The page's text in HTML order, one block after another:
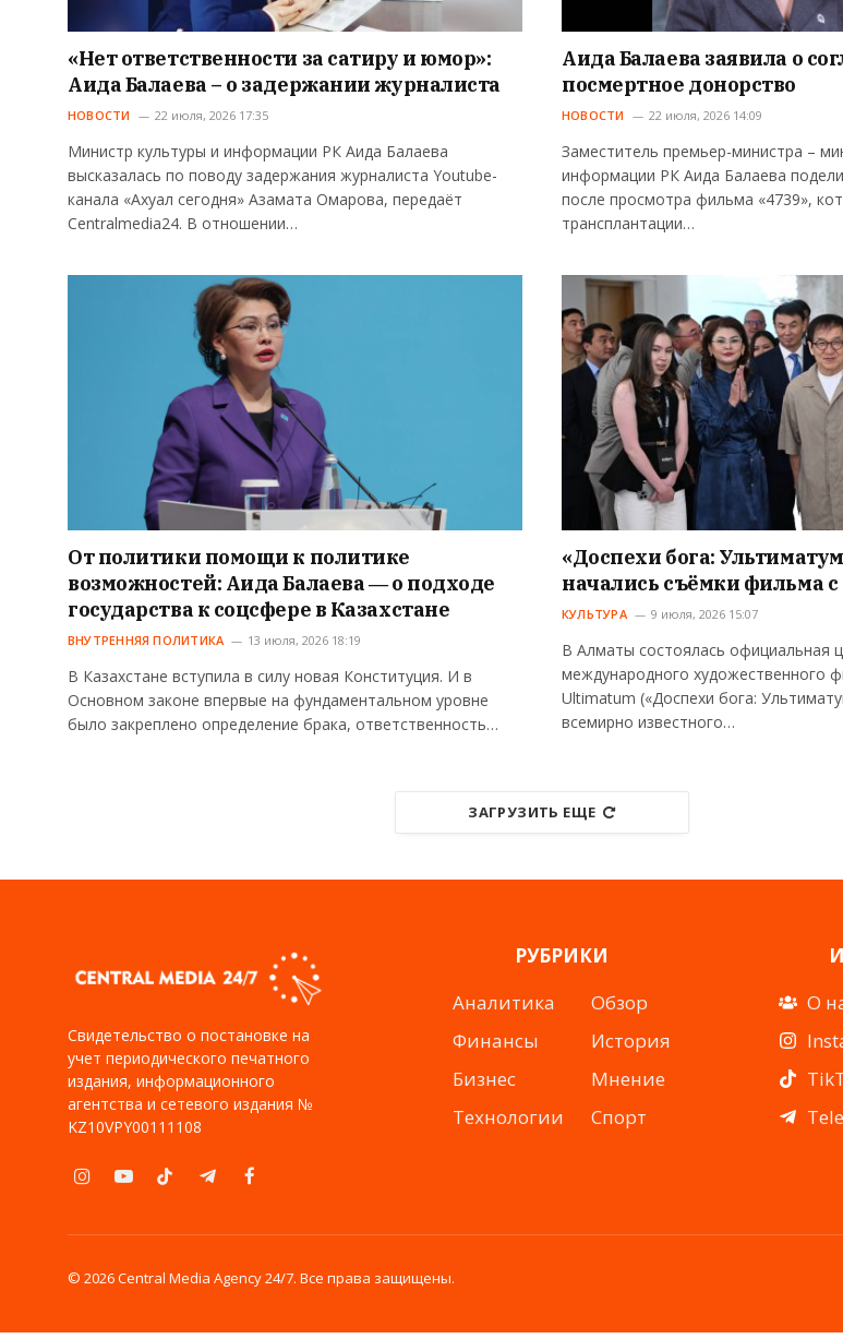
«Нет ответственности за сатиру и юмор»:
Аида Балаева – о задержании журналиста
НОВОСТИ 22 июля, 2026 17:35
Министр культуры и информации РК Аида Балаева
высказалась по поводу задержания журналиста Youtube-
канала «Ахуал сегодня» Азамата Омарова, передаёт
Centralmedia24. В отношении…
Аида Балаева заявила о
посмертное донорство
НОВОСТИ 22 июля, 2026 14:09
Заместитель премьер-министра –
информации РК Аида Балаева
после просмотра фильма «4739»,
трансплантации…
От политики помощи к политике
возможностей: Аида Балаева ― о подходе
государства к соцсфере в Казахстане
ВНУТРЕННЯЯ ПОЛИТИКА 13 июля, 2026 18:19
В Казахстане вступила в силу новая Конституция. И в
Основном законе впервые на фундаментальном уровне
было закреплено определение брака, ответственность…
«Доспехи бога:
начались съёмки фильма
КУЛЬТУРА 9 июля, 2026 15:07
В Алматы состоялась официальная
международного художественного
Ultimatum («Доспехи бога:
всемирно известного…
ЗАГРУЗИТЬ ЕЩЕ
Свидетельство о постановке на
учет периодического печатного
издания, информационного
агентства и сетевого издания №
KZ10VPY00111108
InstagramYouTubeTikTokTelegramFacebook
РУБРИКИ
Аналитика
Финансы
Бизнес
Технологии
Обзор
История
Мнение
Спорт
О
© 2026 Central Media Agency 24/7. Все права защищены.